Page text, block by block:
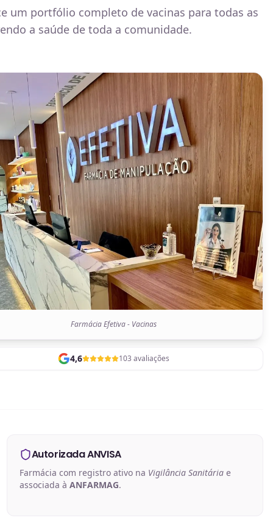
um portfólio completo de vacinas para todas as
a saúde de toda a comunidade.
Farmácia Efetiva - Vacinas
4,6 103 avaliações
Autorizada ANVISA
Farmácia com registro ativo na Vigilância Sanitáriae
associada à ANFARMAG.